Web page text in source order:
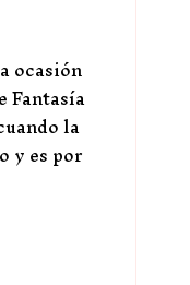
ocasión
Fantasía
la
y es por